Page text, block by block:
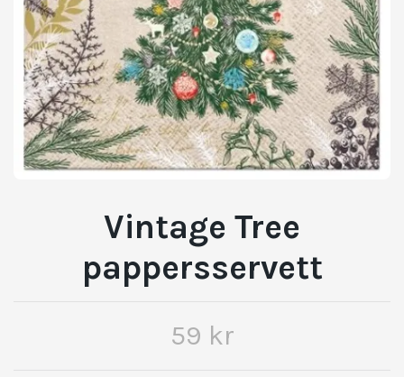
Vintage Tree
pappersservett
59 kr